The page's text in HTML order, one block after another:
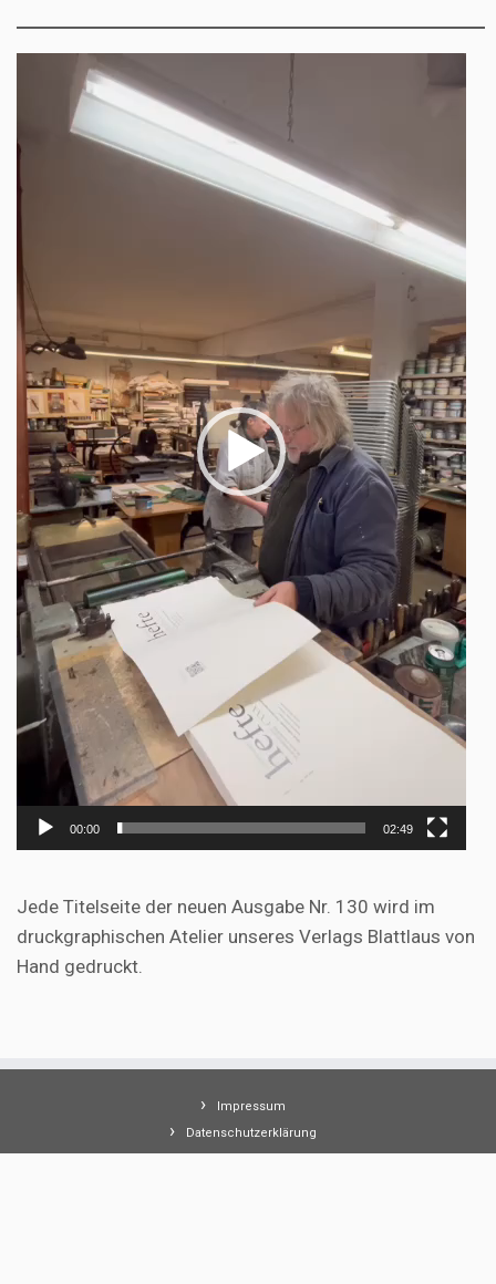
00:00 02:49
Jede Titelseite der neuen Ausgabe Nr. 130 wird im
druckgraphischen Atelier unseres Verlags Blattlaus von
Hand gedruckt.
Impressum
Datenschutzerklärung